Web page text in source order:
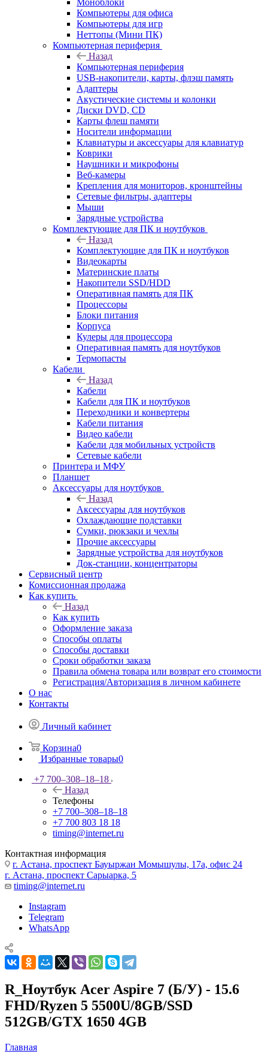
Моноблоки
Компьютеры для офиса
Компьютеры для игр
Неттопы (Мини ПК)
Компьютерная периферия
Назад
Компьютерная периферия
USB-накопители, карты, флэш память
Адаптеры
Акустические системы и колонки
Диски DVD, CD
Карты флеш памяти
Носители информации
Клавиатуры и аксессуары для клавиатур
Коврики
Наушники и микрофоны
Веб-камеры
Крепления для мониторов, кронштейны
Сетевые фильтры, адаптеры
Мыши
Зарядные устройства
Комплектующие для ПК и ноутбуков
Назад
Комплектующие для ПК и ноутбуков
Видеокарты
Материнские платы
Накопители SSD/HDD
Оперативная память для ПК
Процессоры
Блоки питания
Корпуса
Кулеры для процессора
Оперативная память для ноутбуков
Термопасты
Кабели
Назад
Кабели
Кабели для ПК и ноутбуков
Переходники и конвертеры
Кабели питания
Видео кабели
Кабели для мобильных устройств
Сетевые кабели
Принтера и МФУ
Планшет
Аксессуары для ноутбуков
Назад
Аксессуары для ноутбуков
Охлаждающие подставки
Сумки, рюкзаки и чехлы
Прочие аксессуары
Зарядные устройства для ноутбуков
Док-станции, концентраторы
Сервисный центр
Комиссионная продажа
Как купить
Назад
Как купить
Оформление заказа
Способы оплаты
Способы доставки
Сроки обработки заказа
Правила обмена товара или возврат его стоимости
Регистрация/Авторизация в личном кабинете
О нас
Контакты
Личный кабинет
Корзина0
Избранные товары0
+7 700‒308‒18‒18
Назад
Телефоны
+7 700‒308‒18‒18
+7 700 803 18 18
timing@internet.ru
Контактная информация
г. Астана, проспект Бауыржан Момышулы, 17а, офис 24
г. Астана, проспект Сарыарка, 5
timing@internet.ru
Instagram
Telegram
WhatsApp
R_Ноутбук Acer Aspire 7 (Б/У) - 15.6
FHD/Ryzen 5 5500U/8GB/SSD
512GB/GTX 1650 4GB
Главная